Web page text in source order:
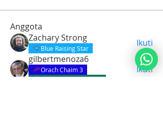
Anggota
Zachary Strong
Blue Raising Star
Ikuti
gilbertmenoza6
Orach Chaim 3
Ikuti